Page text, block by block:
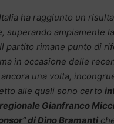
ha raggiunto un
superando ampiamente
partito rimane punto di
in occasione delle
una volta,
alle quali sono certo
Gianfranco
di Dino Bramanti